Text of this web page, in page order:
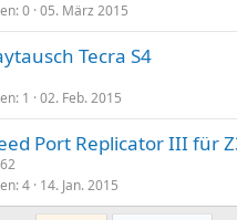
0 05. März 2015
Tecra S4
1 02. Feb. 2015
Port Replicator III für
4 14. Jan. 2015